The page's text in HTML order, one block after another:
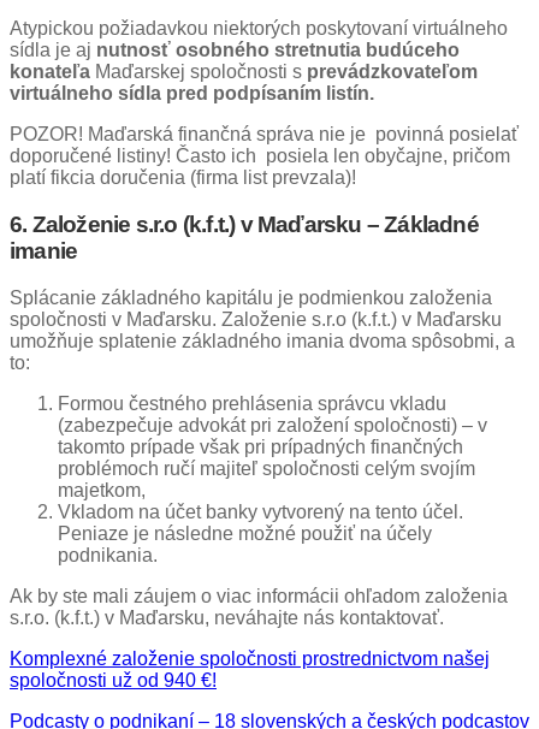
Atypickou požiadavkou niektorých poskytovaní virtuálneho
sídla je aj nutnosť osobného stretnutia budúceho
konateľa Maďarskej spoločnosti s prevádzkovateľom
virtuálneho sídla pred podpísaním listín.
POZOR! Maďarská finančná správa nie je povinná posielať
doporučené listiny! Často ich posiela len obyčajne, pričom
platí fikcia doručenia (firma list prevzala)!
6. Založenie s.r.o (k.f.t.) v Maďarsku – Základné
imanie
Splácanie základného kapitálu je podmienkou založenia
spoločnosti v Maďarsku. Založenie s.r.o (k.f.t.) v Maďarsku
umožňuje splatenie základného imania dvoma spôsobmi, a
to:
Formou čestného prehlásenia správcu vkladu
(zabezpečuje advokát pri založení spoločnosti) – v
takomto prípade však pri prípadných finančných
problémoch ručí majiteľ spoločnosti celým svojím
majetkom,
Vkladom na účet banky vytvorený na tento účel.
Peniaze je následne možné použiť na účely
podnikania.
Ak by ste mali záujem o viac informácii ohľadom založenia
s.r.o. (k.f.t.) v Maďarsku, neváhajte nás kontaktovať.
Komplexné založenie spoločnosti prostrednictvom našej
spoločnosti už od 940 €!
Podcasty o podnikaní – 18 slovenských a českých podcastov